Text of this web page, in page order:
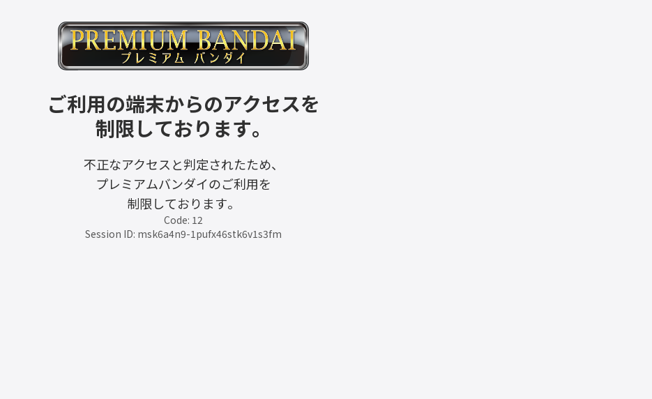
ご利用の端末からのアクセスを
制限しております。
不正なアクセスと判定されたため、
プレミアムバンダイのご利用を
制限しております。
Code: 12
Session ID: msk6a4n9-1pufx46stk6v1s3fm